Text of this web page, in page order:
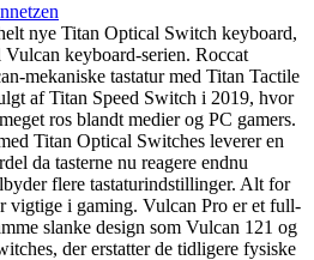
nye Titan Optical Switch keyboard,
keyboard-serien. Roccat
mekaniske tastatur med Titan Tactile
af Titan Speed ​​Switch i 2019, hvor
ros blandt medier og PC gamers.
Titan Optical Switches leverer en
da tasterne nu reagere endnu
flere tastaturindstillinger. Alt for
vigtige i gaming. Vulcan Pro er et full-
slanke design som Vulcan 121 og
der erstatter de tidligere fysiske